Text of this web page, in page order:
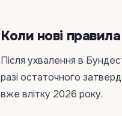
Коли нові
Після ухвалення в
разі остаточного
вже влітку 2026 року.